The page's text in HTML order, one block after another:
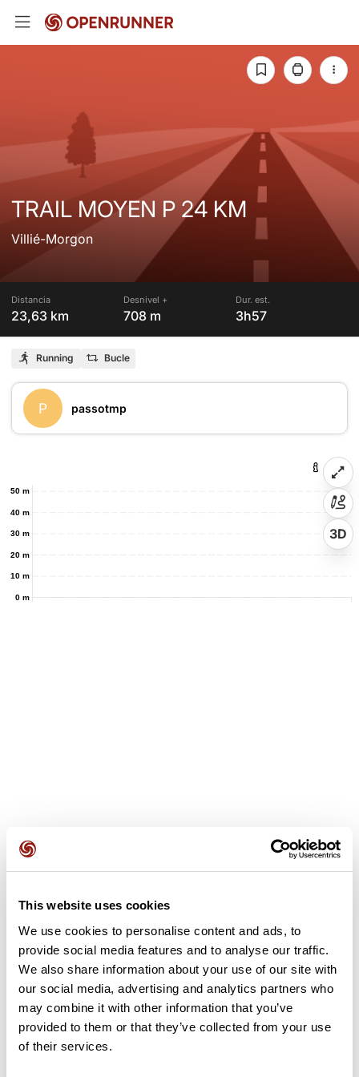
This website uses cookies
We use cookies to personalise content and ads, to
provide social media features and to analyse our traffic.
We also share information about your use of our site with
our social media, advertising and analytics partners who
may combine it with other information that you’ve
provided to them or that they’ve collected from your use
of their services.
TRAIL MOYEN P 24 KM
Villié-Morgon
Distancia
23,63 km
Desnivel +
708 m
Dur. est.
3h57
Running Bucle
P passotmp
0 m
10 m
20 m
30 m
40 m
50 m
3D
Opiniones de los usuarios
Este recorrido aún no contiene opiniones. ¿Ya lo has
completado? ¡Deja la primera opinión!
Añadir una opinión